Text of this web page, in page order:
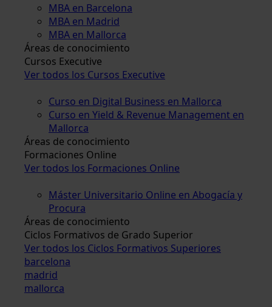
MBA en Barcelona
MBA en Madrid
MBA en Mallorca
Áreas de conocimiento
Cursos Executive
Ver todos los Cursos Executive
Curso en Digital Business en Mallorca
Curso en Yield & Revenue Management en
Mallorca
Áreas de conocimiento
Formaciones Online
Ver todos los Formaciones Online
Máster Universitario Online en Abogacía y
Procura
Áreas de conocimiento
Ciclos Formativos de Grado Superior
Ver todos los Ciclos Formativos Superiores
barcelona
madrid
mallorca